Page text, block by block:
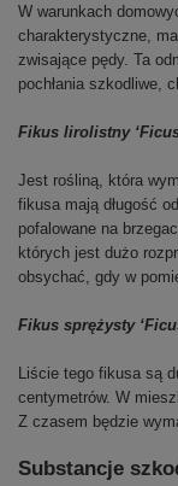
W warunkach
charakterystyczne,
zwisające pędy. Ta
pochłania szkodliwe,
Fikus lirolistny
Jest rośliną, która
fikusa mają długość
pofalowane na
których jest dużo
obsychać, gdy w
Fikus sprężysty
Liście tego fikusa są
centymetrów. W
Z czasem będzie
Substancje